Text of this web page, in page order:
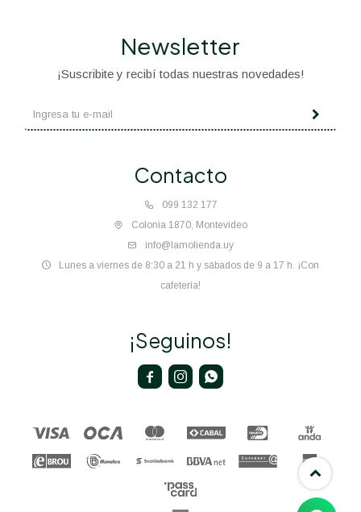
Contacto
099 132 177
Colonia 1870, Montevideo
info@lamolienda.uy
Lunes a viernes de 8:30 a 21 h y sábados de 9 a 17 h. ¡Con
cafetería!
Newsletter
¡Suscribite y recibí todas nuestras novedades!
¡Seguinos!
  